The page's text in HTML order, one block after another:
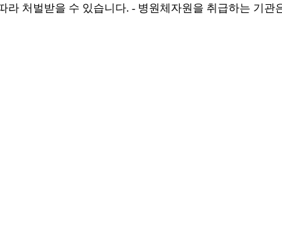
라 처벌받을 수 있습니다. - 병원체자원을 취급하는 기